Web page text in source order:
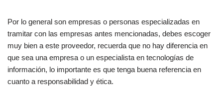
Por lo general son empresas o personas especializadas en
tramitar con las empresas antes mencionadas, debes escoger
muy bien a este proveedor, recuerda que no hay diferencia en
que sea una empresa o un especialista en tecnologías de
información, lo importante es que tenga buena referencia en
cuanto a responsabilidad y ética.